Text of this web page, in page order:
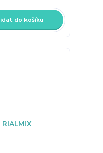
do košíku